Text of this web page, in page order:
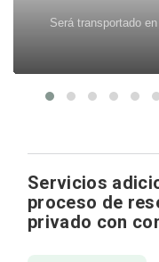
Será transportado
Servicios
proceso de
privado con